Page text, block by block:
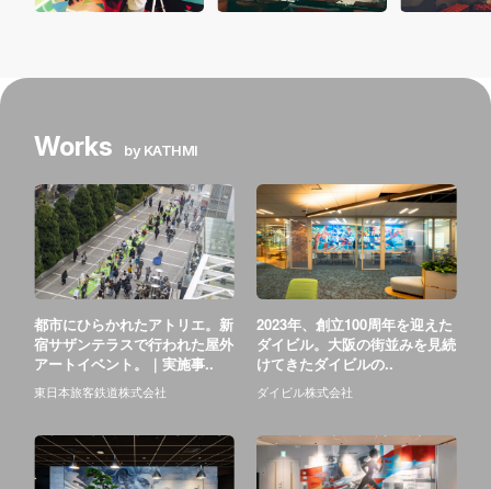
Works by KATHMI
都市にひらかれたアトリエ。新
宿サザンテラスで行われた屋外
アートイベント。｜実施事..
東日本旅客鉄道株式会社
2023年、創立100周年を迎えた
ダイビル。大阪の街並みを見続
けてきたダイビルの..
ダイビル株式会社